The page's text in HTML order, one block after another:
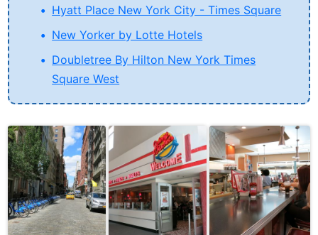
Hyatt Place New York City - Times Square
New Yorker by Lotte Hotels
Doubletree By Hilton New York Times
Square West